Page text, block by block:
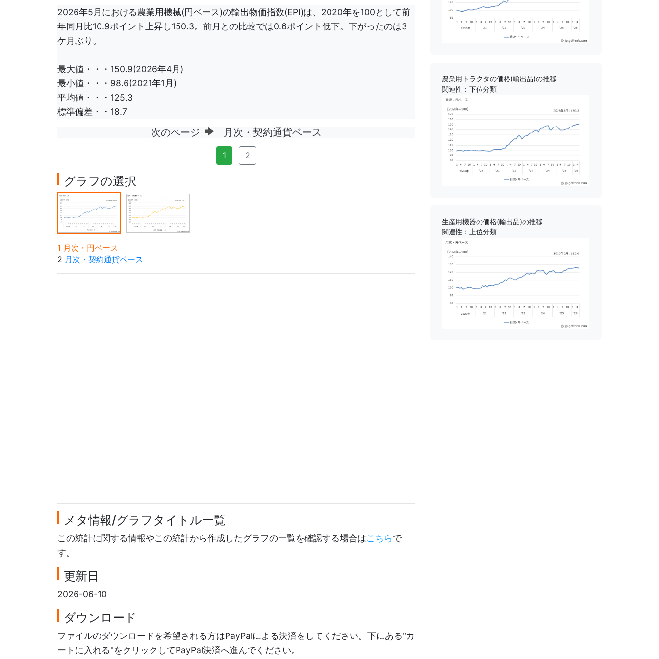
2026年5月における農業用機械(円ベース)の輸出物価指数(EPI)は、2020年を100として前
年同月比10.9ポイント上昇し150.3。前月との比較では0.6ポイント低下。下がったのは3
ケ月ぶり。
最大値・・・150.9(2026年4月)
最小値・・・98.6(2021年1月)
平均値・・・125.3
標準偏差・・18.7
次のページ 月次・契約通貨ベース
1 2
グラフの選択
1 月次・円ベース
2 月次・契約通貨ベース
メタ情報/グラフタイトル一覧
この統計に関する情報やこの統計から作成したグラフの一覧を確認する場合はこちらで
す。
更新日
2026-06-10
ダウンロード
ファイルのダウンロードを希望される方はPayPalによる決済をしてください。下にある"カ
ートに入れる"をクリックしてPayPal決済へ進んでください。
農業用トラクタの価格(輸出品)の推移
関連性：下位分類
生産用機器の価格(輸出品)の推移
関連性：上位分類